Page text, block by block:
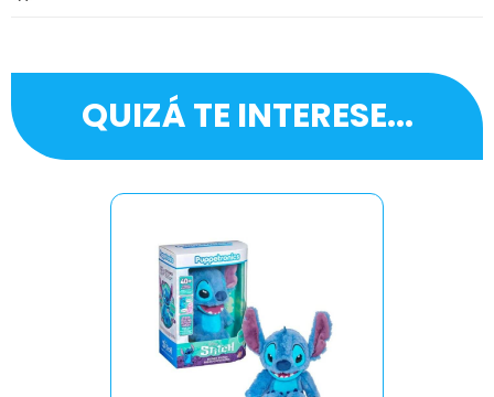
QUIZÁ TE INTERESE...